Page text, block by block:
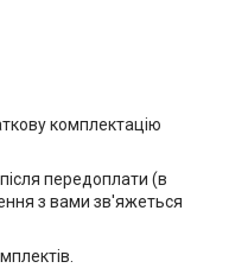
комплектацію
передоплати (в
з вами зв'яжеться